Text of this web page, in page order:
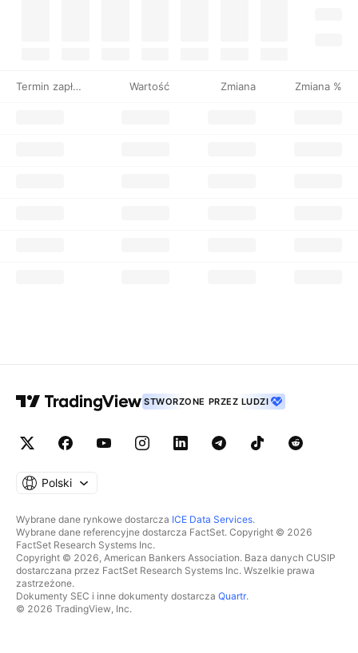
Termin zapłaty Wartość Zmiana Zmiana %
STWORZONE PRZEZ LUDZI
Polski
Wybrane dane rynkowe dostarcza ICE Data Services.
Wybrane dane referencyjne dostarcza FactSet. Copyright © 2026
FactSet Research Systems Inc.
Copyright © 2026, American Bankers Association. Baza danych CUSIP
dostarczana przez FactSet Research Systems Inc. Wszelkie prawa
zastrzeżone.
Dokumenty SEC i inne dokumenty dostarcza Quartr.
© 2026 TradingView, Inc.